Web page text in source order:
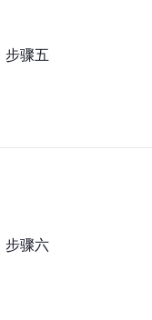
步骤五
步骤六